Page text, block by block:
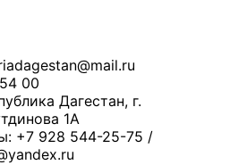
00
Дагестан, г.
1А
+7 928 544-25-75 /